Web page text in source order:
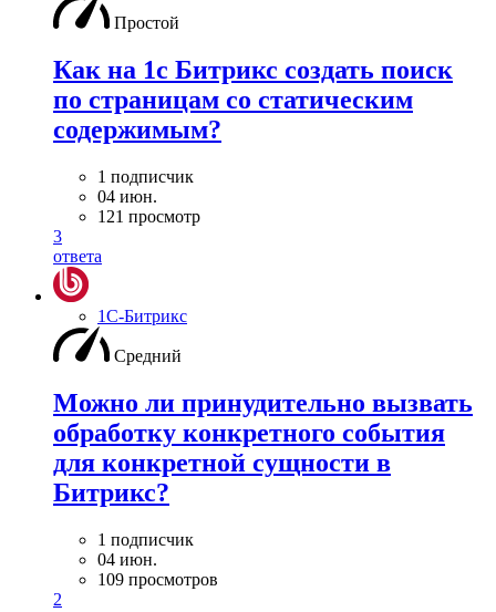
Простой
Как на 1с Битрикс создать поиск
по страницам со статическим
содержимым?
1 подписчик
04 июн.
121 просмотр
3
ответа
1С-Битрикс
Средний
Можно ли принудительно вызвать
обработку конкретного события
для конкретной сущности в
Битрикс?
1 подписчик
04 июн.
109 просмотров
2